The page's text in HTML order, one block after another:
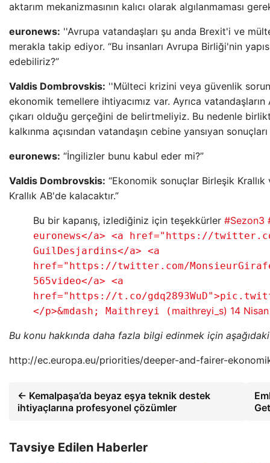
aktarım mekanizmasının kalıcı olarak algılanmaması
euronews: ''Avrupa vatandaşları şu anda Brexit'i ve
merakla takip ediyor. “Bu insanları Avrupa Birliği'nin
edebiliriz?”
Valdis Dombrovskis: ''Mülteci krizini veya güvenlik
ekonomik temellere ihtiyacımız var. Ayrıca
çıkarı olduğu gerçeğini de belirtmeliyiz. Bu nedenle
kalkınma açısından vatandaşın cebine yansıyan
euronews: “İngilizler bunu kabul eder mi?”
Valdis Dombrovskis: “Ekonomik sonuçlar Birleşik
Krallık AB'de kalacaktır.”
Bu bir kapanış, izlediğiniz için teşekkürler #Sezon3
euronews</a> <a href="https://
GuilDesjardins</a> <a
href="https://twitter.com/
565video</a> <a
href="https://t.co/
</p>&mdash; Maithreyi ( maithreyi_s) 14
Bu konu hakkında daha fazla bilgi edinmek için
http://ec.europa.eu/priorities/deeper-and-fairer-
← Kemalpaşa’da beyaz eşya teknik destek
ihtiyaçlarına profesyonel çözümler
Tavsiye Edilen Haberler